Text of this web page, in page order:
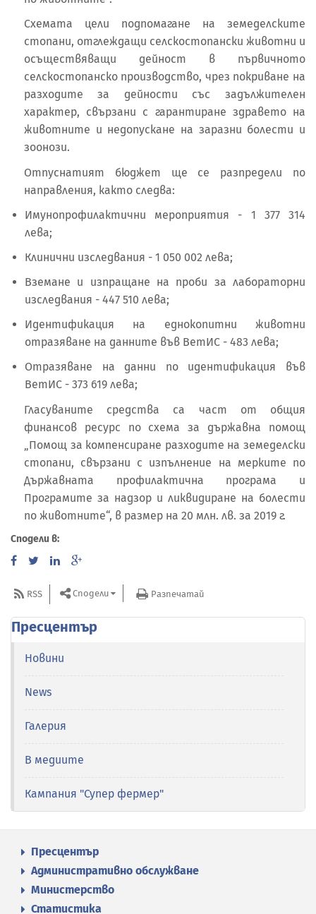
Схемата цели подпомагане на земеделските
стопани, отглеждащи селскостопански животни и
осъществяващи дейност в първичното
селскостопанско производство, чрез покриване на
разходите за дейности със задължителен
характер, свързани с гарантиране здравето на
животните и недопускане на заразни болести и
зоонози.
Отпуснатият бюджет ще се разпредели по
направления, както следва:
Имунопрофилактични мероприятия - 1 377 314
лева;
Клинични изследвания - 1 050 002 лева;
Вземане и изпращане на проби за лабораторни
изследвания - 447 510 лева;
Идентификация на еднокопитни животни
отразяване на данните във ВетИС - 483 лева;
Отразяване на данни по идентификация във
ВетИС - 373 619 лева;
Гласуваните средства са част от общия
финансов ресурс по схема за държавна помощ
„Помощ за компенсиране разходите на земеделски
стопани, свързани с изпълнение на мерките по
Държавната профилактична програма и
Програмите за надзор и ликвидиране на болести
по животните“, в размер на 20 млн. лв. за 2019 г.
Сподели в:
RSS Сподели Разпечатай
Пресцентър
Новини
News
Галерия
В медиите
Кампания "Супер фермер"
Пресцентър
Административно обслужване
Министерство
Статистика